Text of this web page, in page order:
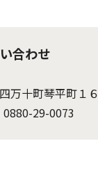
合わせ
万十町琴平町１
29-0073